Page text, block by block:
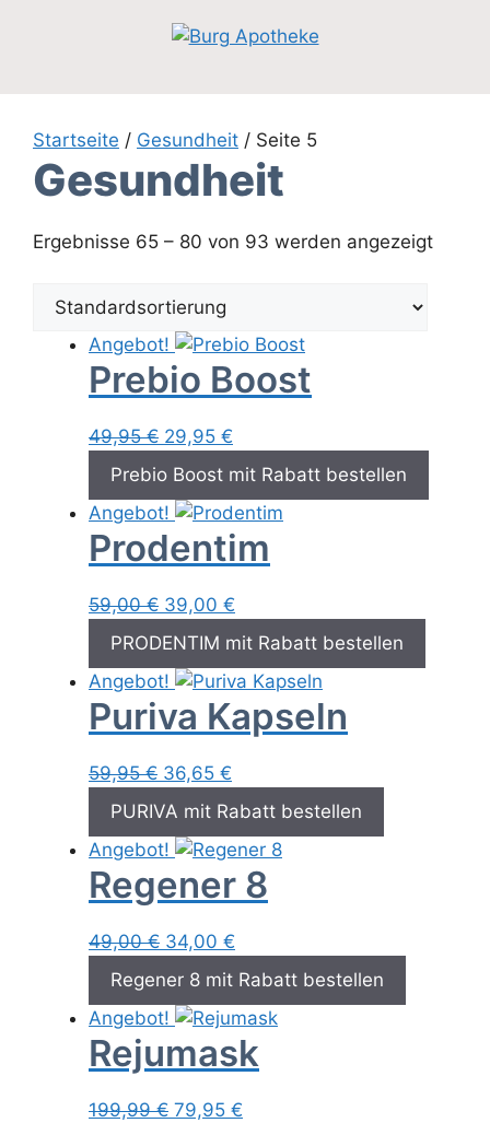
Startseite / Gesundheit / Seite 5
Gesundheit
Ergebnisse 65 – 80 von 93 werden angezeigt
Angebot!
Prebio Boost
49,95€ Ursprünglicher
Preis
49,95 €
29,95 €
Preis
29,95 €.
Prebio Boost mit Rabatt bestellen
Angebot!
Prodentim
59,00€ Ursprünglicher
Preis
59,00 €
39,00 €
Preis
39,00 €.
PRODENTIM mit Rabatt bestellen
Angebot!
Puriva Kapseln
59,95€ Ursprünglicher
Preis
59,95 €
36,65 €
Preis
36,65 €.
PURIVA mit Rabatt bestellen
Angebot!
Regener 8
49,00€ Ursprünglicher
Preis
49,00 €
34,00 €
Preis
34,00 €.
Regener 8 mit Rabatt bestellen
Angebot!
Rejumask
199,99€ Ursprünglicher
79,95 €